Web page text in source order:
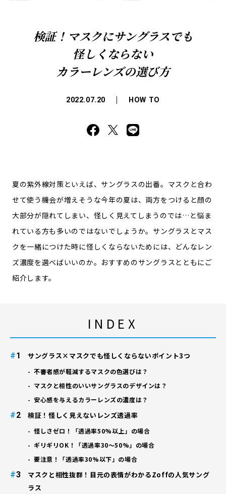
検証！マスクにサングラスでも
怪しくならない
カラーレンズの選び方
2022.07.20 HOW TO
夏の紫外線対策といえば、サングラスの出番。マスクと合わ
せて使う機会が増えそうな今年の夏は、両方をつけると顔の
大部分が隠れてしまい、怪しく見えてしまうのでは…と悩ま
れている方も多いのではないでしょうか。サングラスとマス
クを一緒につけた時に怪しくならないためには、どんなレン
ズ濃度を選べばいいのか。おすすめのサングラスとともにご
紹介します。
INDEX
# サングラス×マスクでも怪しくならないポイント3つ
不審者感が軽減するマスクの色選びは？
マスクと相性のいいサングラスのデザインは？
安心感を与えるカラーレンズの濃度は？
# 検証！怪しく見えないレンズ透過率
怪しさゼロ！「透過率50%以上」の場合
ギリギリOK！「透過率30〜50%」の場合
要注意！「透過率30%以下」の場合
#
マスクと相性抜群！目元の表情がわかるZoffの人気サング
ラス